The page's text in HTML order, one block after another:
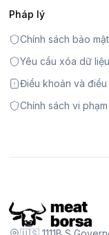
Pháp lý
Chính sách bảo mật
Yêu cầu xóa dữ liệu
Điều khoản và điều
Chính sách vi phạm